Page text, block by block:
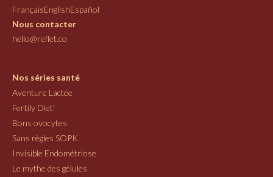
FrançaisEnglishEspañol
Nous contacter
hello@reflet.co
Nos séries santé
Aventure Lactée
Fertily Diet'
Bons ovocytes
Sans règles SOPK
Invisible Endométriose
Le mythe des gélules